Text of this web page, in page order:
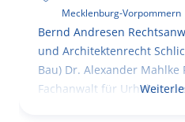
Mecklenburg-Vorpommern
Bernd Andresen
und Architektenrecht
Bau) Dr. Alexander Mahlke
Fachanwalt für Urheber-